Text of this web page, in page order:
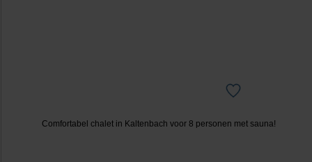
Comfortabel chalet in Kaltenbach voor 8 personen met sauna!